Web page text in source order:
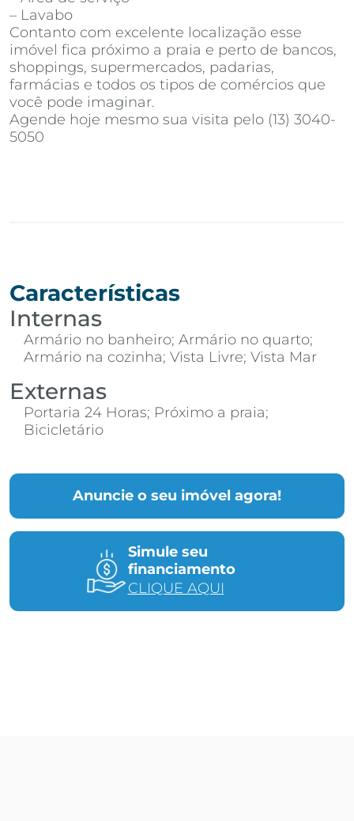
– Lavabo
Contanto com excelente localização esse
imóvel fica próximo a praia e perto de bancos,
shoppings, supermercados, padarias,
farmácias e todos os tipos de comércios que
você pode imaginar.
Agende hoje mesmo sua visita pelo (13) 3040-
5050
Anuncie o seu imóvel agora!
Simule seu
financiamento
CLIQUE AQUI
Características
Internas
Armário no banheiro; Armário no quarto;
Armário na cozinha; Vista Livre; Vista Mar
Externas
Portaria 24 Horas; Próximo a praia;
Bicicletário